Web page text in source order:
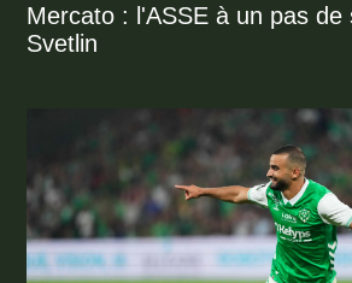
Mercato : l'ASSE à un pas de
Svetlin